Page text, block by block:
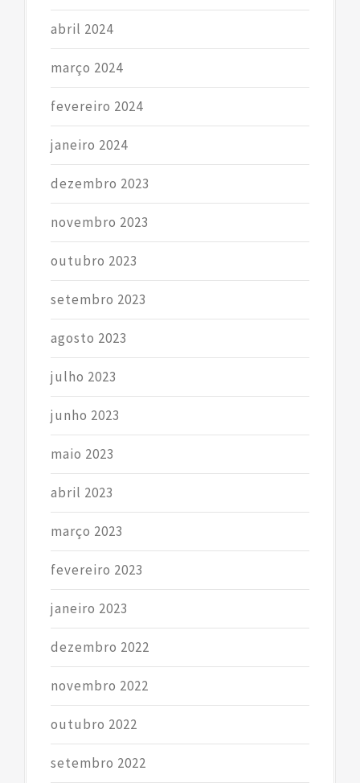
abril 2024
março 2024
fevereiro 2024
janeiro 2024
dezembro 2023
novembro 2023
outubro 2023
setembro 2023
agosto 2023
julho 2023
junho 2023
maio 2023
abril 2023
março 2023
fevereiro 2023
janeiro 2023
dezembro 2022
novembro 2022
outubro 2022
setembro 2022